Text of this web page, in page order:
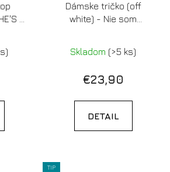
A
Dámske tričko (off
white) - Nie som
Skladom (>5 ks)
€23,90
DETAIL
TIP